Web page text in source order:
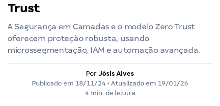
Trust
A Segurança em Camadas e o modelo Zero Trust
oferecem proteção robusta, usando
microssegmentação, IAM e automação avançada.
Por Jósis Alves
Publicado em 18/11/24 • Atualizado em 19/01/26
4 min. de leitura